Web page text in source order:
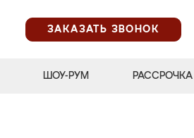
ЗАКАЗАТЬ ЗВОНОК
ШОУ-РУМ РАССРОЧКА